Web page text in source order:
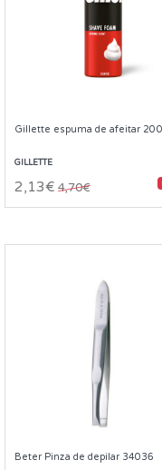
Gillette espuma de afeitar
GILLETTE
2,13€ 4,70€
Beter Pinza de depilar 34036